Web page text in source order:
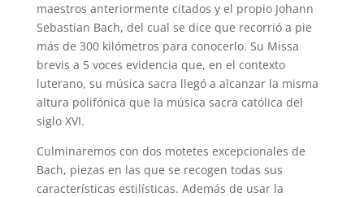
maestros anteriormente citados y el propio Johann
Sebastian Bach, del cual se dice que recorrió a pie
más de 300 kilómetros para conocerlo. Su Missa
brevis a 5 voces evidencia que, en el contexto
luterano, su música sacra llegó a alcanzar la misma
altura polifónica que la música sacra católica del
siglo XVI.
Culminaremos con dos motetes excepcionales de
Bach, piezas en las que se recogen todas sus
características estilísticas. Además de usar la